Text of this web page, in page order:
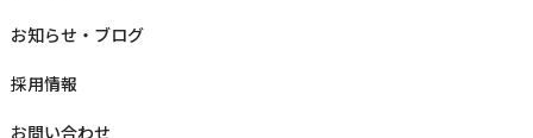
お知らせ‧ブログ
採⽤情報
お問い合わせ